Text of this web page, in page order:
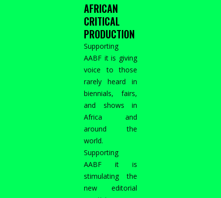
AFRICAN
CRITICAL
PRODUCTION
Supporting
AABF it is giving
voice to those
rarely heard in
biennials, fairs,
and shows in
Africa and
around the
world.
Supporting
AABF it is
stimulating the
new editorial